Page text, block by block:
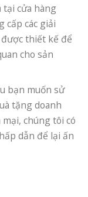
cửa hàng
cấp các giải
thiết kế để
cho sản
bạn muốn sử
tặng doanh
chúng tôi có
dẫn để lại ấn